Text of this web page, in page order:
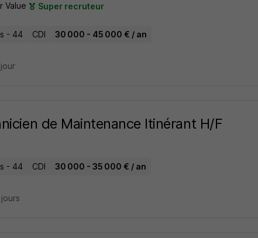
Value Super recruteur
- 44 CDI 30 000 - 45 000 € / an
de Maintenance Itinérant H/F
- 44 CDI 30 000 - 35 000 € / an